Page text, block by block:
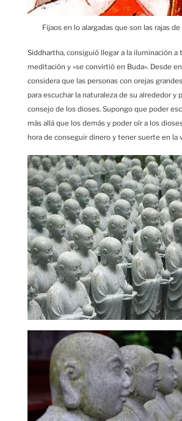
Fijaos en lo alargadas que son las rajas
Siddhartha, consiguió llegar a la iluminación a
meditación y «se convirtió en Buda». Desde
considera que las personas con orejas
para escuchar la naturaleza de su alrededor y
consejo de los dioses. Supongo que poder
más allá que los demás y poder oír a los
hora de conseguir dinero y tener suerte en la